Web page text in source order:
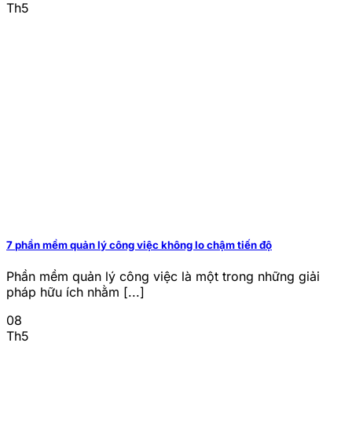
Th5
7 phần mềm quản lý công việc không lo chậm tiến độ
Phần mềm quản lý công việc là một trong những giải
pháp hữu ích nhằm [...]
08
Th5